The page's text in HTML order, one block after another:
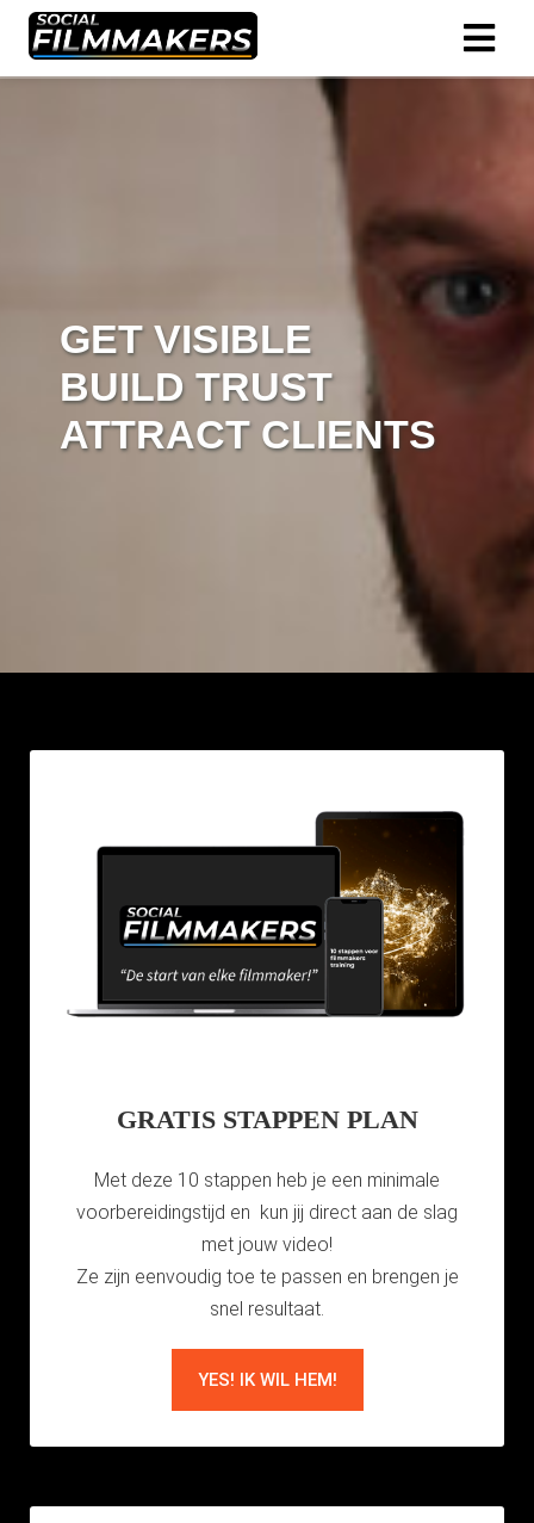
GET VISIBLE
BUILD TRUST
ATTRACT CLIENTS
GRATIS STAPPEN PLAN
Met deze 10 stappen heb je een minimale
voorbereidingstijd en kun jij direct aan de slag
met jouw video!
Ze zijn eenvoudig toe te passen en brengen je
snel resultaat.
YES! IK WIL HEM!